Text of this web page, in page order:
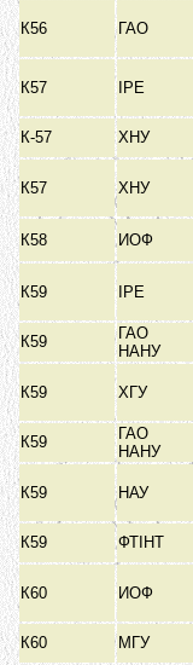
К56 ГАО
К57 ІРЕ
К-57
ХНУ
К57 ХНУ
К58
ИОФ
К59 ІРЕ
К59
ГАО
НАНУ
К59 ХГУ
К59
ГАО
НАНУ
К59 НАУ
К59
ФТІНТ
К60 ИОФ
К60
МГУ